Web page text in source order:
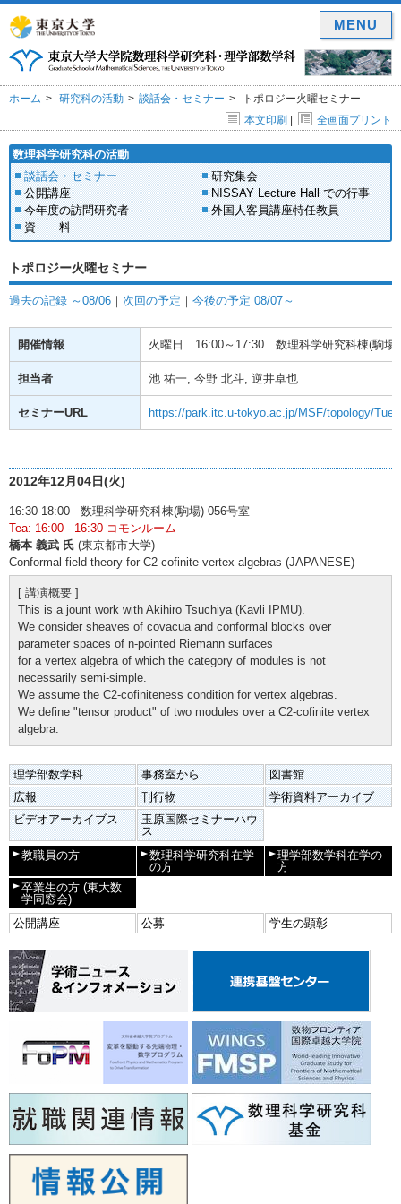
ホーム 研究科の活動 談話会・セミナー
トポロジー火曜セミナー
本文印刷 | 全画面プリント
数理科学研究科の活動
談話会・セミナー
研究集会
公開講座
NISSAY Lecture Hall での行事
今年度の訪問研究者
外国人客員講座特任教員
資 料
トポロジー火曜セミナー
過去の記録 ～08/06 ｜ 次回の予定 ｜ 今後の予定 08/07～
開催情報 火曜日 16:00～17:30 数理科学研究科棟(駒場
担当者 池 祐一, 今野 北斗, 逆井卓也
セミナーURL https://park.itc.u-tokyo.ac.jp/MSF/topology/
2012年12月04日(火)
16:30-18:00 数理科学研究科棟(駒場) 056号室
Tea: 16:00 - 16:30 コモンルーム
橋本 義武 氏 (東京都市大学)
Conformal field theory for C2-cofinite vertex algebras (JAPANESE)
[ 講演概要 ]
This is a jount work with Akihiro Tsuchiya (Kavli IPMU).
We consider sheaves of covacua and conformal blocks over
parameter spaces of n-pointed Riemann surfaces
for a vertex algebra of which the category of modules is not
necessarily semi-simple.
We assume the C2-cofiniteness condition for vertex algebras.
We define "tensor product" of two modules over a C2-cofinite vertex
algebra.
理学部数学科 事務室から
図書館
広報
刊行物
学術資料アーカイブ
ビデオアーカイブス
玉原国際セミナーハウ
ス
教職員の方
数理科学研究科在学
の方
理学部数学科在学の
方
卒業生の方 (東大数
学同窓会)
公開講座
公募 学生の顕彰
MENU